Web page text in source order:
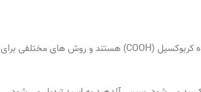
. این اسیدها مجموعه ای از ترکیبات آلی هستند که حاوی یک گروه کربوکسیل (COOH) هستند و روش های مختلفی برای